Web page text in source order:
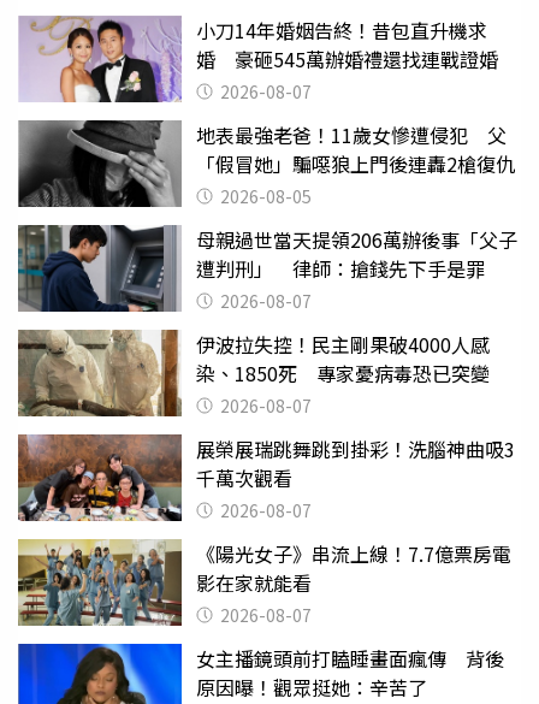
小刀14年婚姻告終！昔包直升機求
婚 豪砸545萬辦婚禮還找連戰證婚
2026-08-07
地表最強老爸！11歲女慘遭侵犯 父
「假冒她」騙噁狼上門後連轟2槍復仇
2026-08-05
母親過世當天提領206萬辦後事「父子
遭判刑」 律師：搶錢先下手是罪
2026-08-07
伊波拉失控！民主剛果破4000人感
染、1850死 專家憂病毒恐已突變
2026-08-07
展榮展瑞跳舞跳到掛彩！洗腦神曲吸3
千萬次觀看
2026-08-07
《陽光女子》串流上線！7.7億票房電
影在家就能看
2026-08-07
女主播鏡頭前打瞌睡畫面瘋傳 背後
原因曝！觀眾挺她：辛苦了